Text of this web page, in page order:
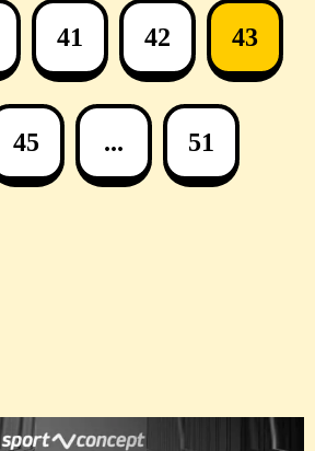
41 42 43
45 ... 51